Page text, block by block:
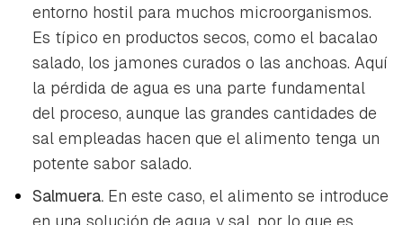
entorno hostil para muchos microorganismos.
Es típico en productos secos, como el bacalao
salado, los jamones curados o las anchoas. Aquí
la pérdida de agua es una parte fundamental
del proceso, aunque las grandes cantidades de
sal empleadas hacen que el alimento tenga un
potente sabor salado.
Salmuera. En este caso, el alimento se introduce
en una solución de agua y sal, por lo que es